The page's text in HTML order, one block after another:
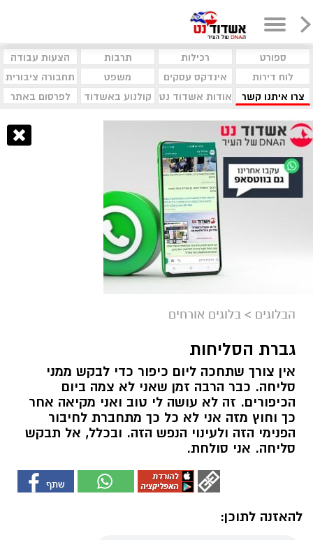
ספורט רכילות תרבות
הצעות עבודה
לוח דירות
אינדקס עסקים משפט
תחבורה ציבורית
צרו איתנו קשר
אודות אשדוד נט קולנוע באשדוד לפרסום באתר
הבלוגים > בלוגים אורחים
גברת הסליחות
אין צורך שתחכה ליום כיפור כדי לבקש ממני
סליחה. כבר הרבה זמן שאני לא צמה ביום
הכיפורים. זה לא עושה לי טוב ואני מקיאה אחר
כך וחוץ מזה אני לא כל כך מתחברת לחיבור
הפנימי הזה ולעינוי הנפש הזה. ובכלל, אל תבקש
סליחה. אני סולחת.
להאזנה לתוכן: